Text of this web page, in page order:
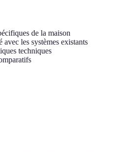
de la maison
les systèmes existants
techniques